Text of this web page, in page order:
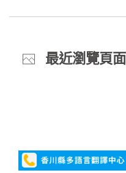
最近瀏覽頁面